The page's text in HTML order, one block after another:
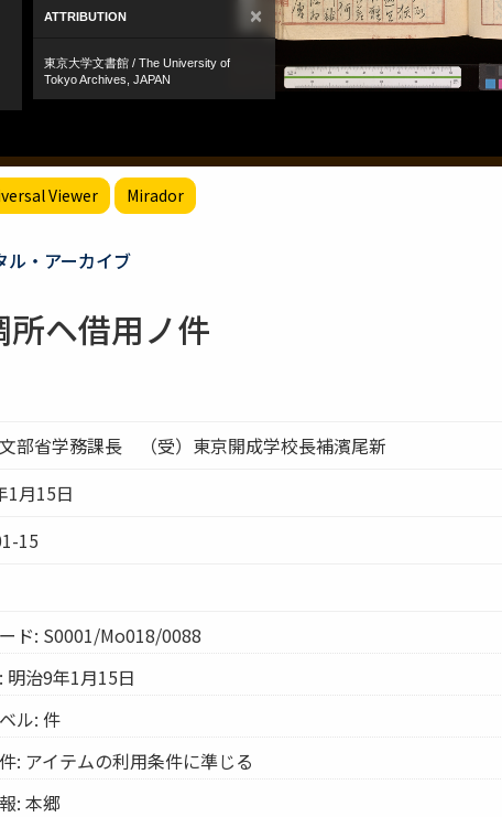
Viewer Mirador
ル・アーカイブ
ヘ借用ノ件
文部省学務課長 （受）東京開成学校長補濱尾新
1月15日
15
ド: S0001/Mo018/0088
明治9年1月15日
ル: 件
: アイテムの利用条件に準じる
: 本郷